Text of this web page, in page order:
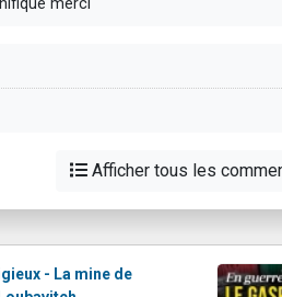
merci
Afficher tous les
- La mine de